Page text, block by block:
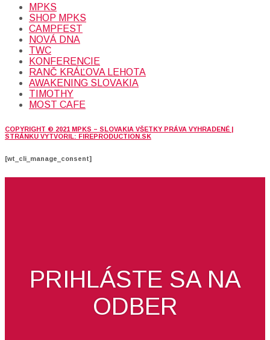
MPKS
SHOP MPKS
CAMPFEST
NOVÁ DNA
TWC
KONFERENCIE
RANČ KRÁĽOVA LEHOTA
AWAKENING SLOVAKIA
TIMOTHY
MOST CAFE
COPYRIGHT © 2021 MPKS – SLOVAKIA VŠETKY PRÁVA VYHRADENÉ |
STRÁNKU VYTVORIL: FIREPRODUCTION.SK
[wt_cli_manage_consent]
PRIHLÁSTE SA NA
ODBER